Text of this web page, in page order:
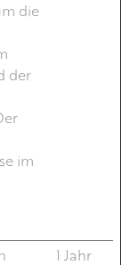
die
der
im
1 Jahr